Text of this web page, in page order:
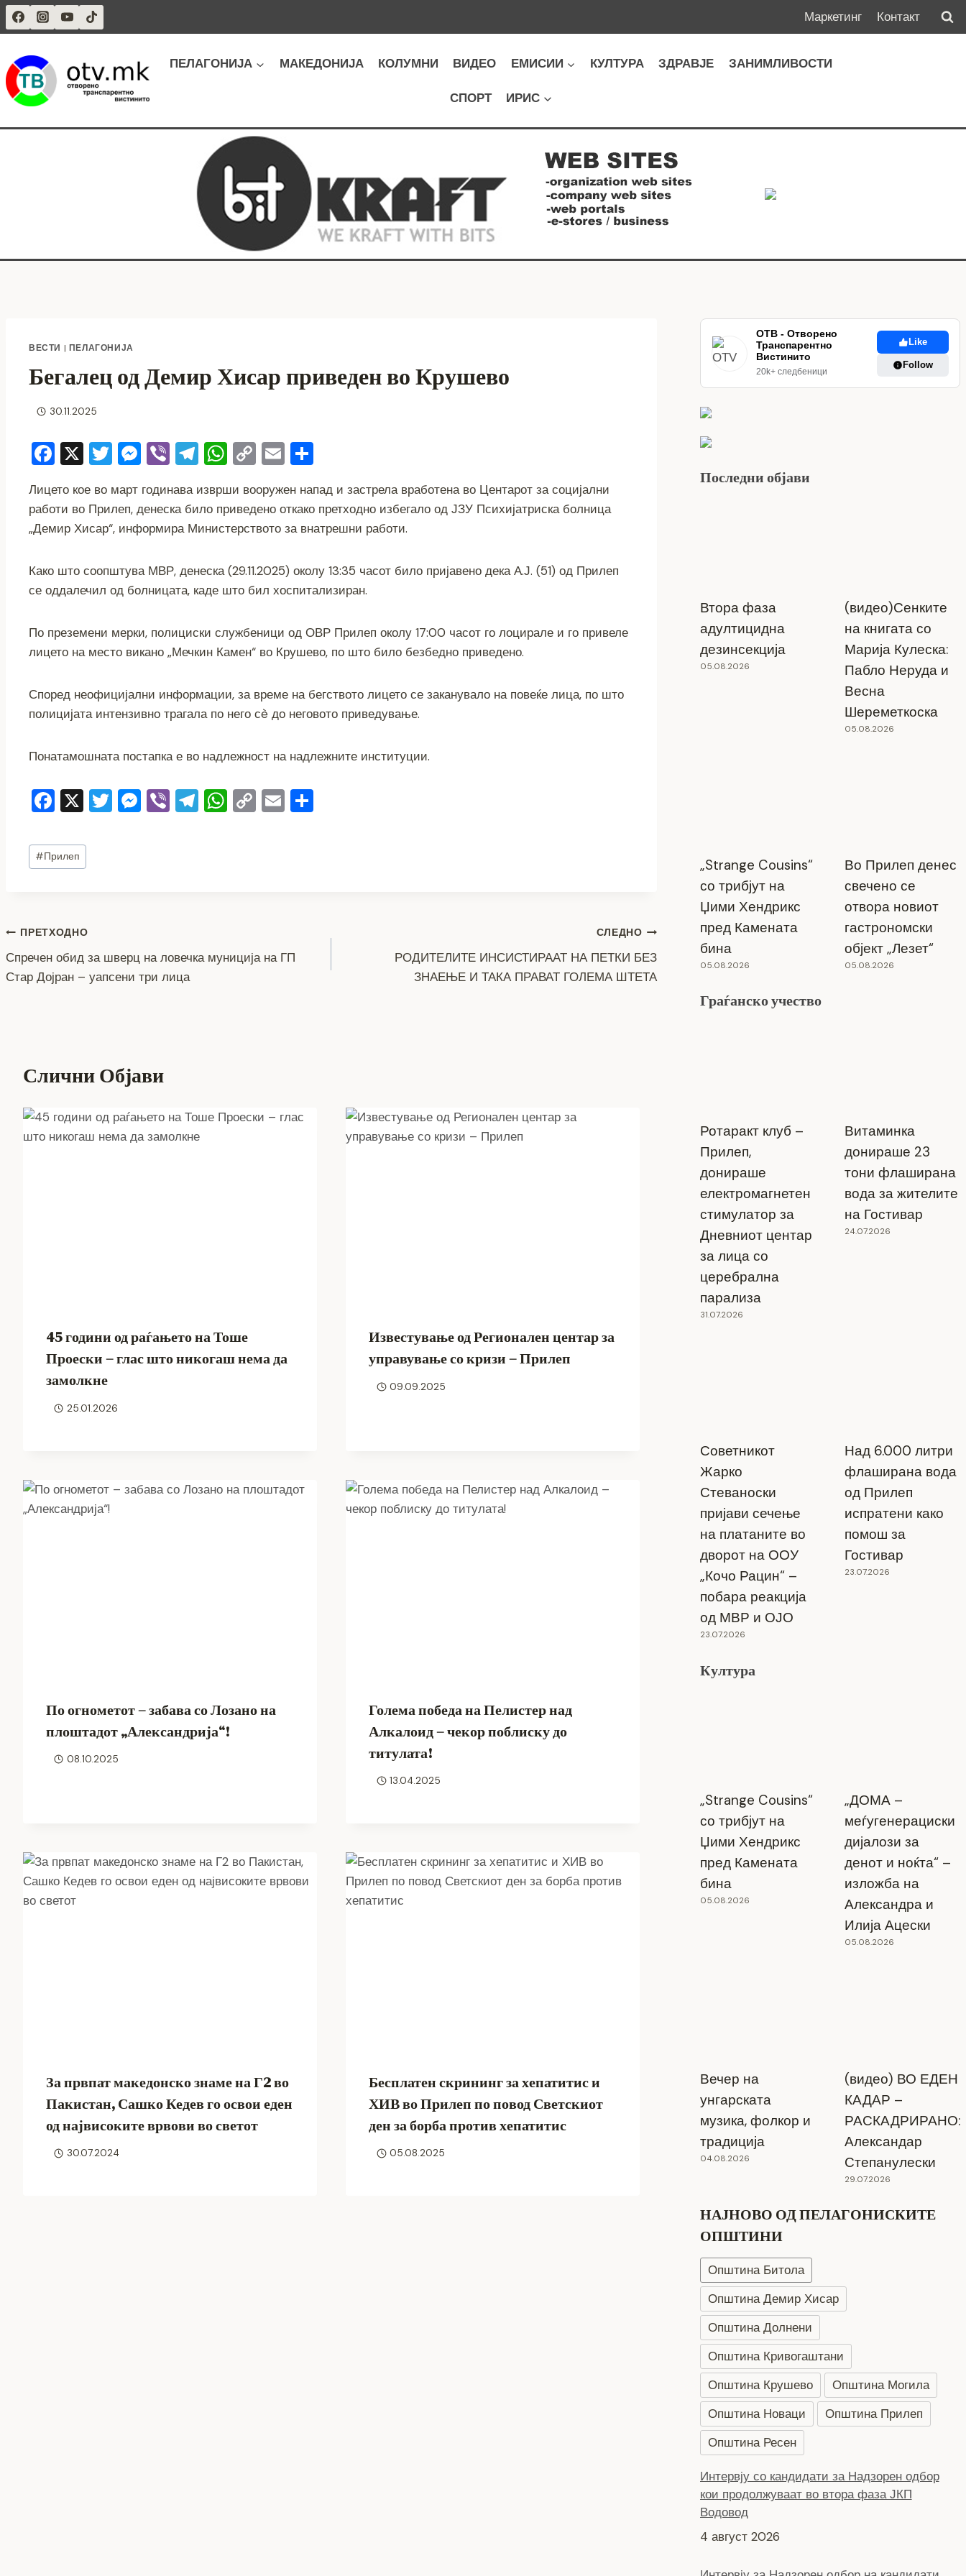
Skip
to
Маркетинг Контакт
ПЕЛАГОНИЈА МАКЕДОНИЈА КОЛУМНИ ВИДЕО ЕМИСИИ КУЛТУРА ЗДРАВЈЕ ЗАНИМЛИВОСТИ
СПОРТ ИРИС
ВЕСТИ | ПЕЛАГОНИЈА
Бегалец од Демир Хисар приведен во Крушево
30.11.2025
F
c
e
b
o
o
X T
tt
er
M
ss
e
n
g
er
Vi
er
T
e
gr
m
W
at
s
A
p
p
C
p
y
n
k
E
ai
l
ar
e
Лицето кое во март годинава изврши вооружен напад и застрела вработена во Центарот за социјални
работи во Прилеп, денеска било приведено откако претходно избегало од ЈЗУ Психијатриска болница
„Демир Хисар“, информира Министерството за внатрешни работи.
Како што соопштува МВР, денеска (29.11.2025) околу 13:35 часот било пријавено дека А.Ј. (51) од Прилеп
се оддалечил од болницата, каде што бил хоспитализиран.
По преземени мерки, полициски службеници од ОВР Прилеп околу 17:00 часот го лоцирале и го привеле
лицето на место викано „Мечкин Камен“ во Крушево, по што било безбедно приведено.
Според неофицијални информации, за време на бегството лицето се заканувало на повеќе лица, по што
полицијата интензивно трагала по него сè до неговото приведување.
Понатамошната постапка е во надлежност на надлежните институции.
F
c
e
o
k
X T M Vi T W C E
Post
Tags:
#Прилеп
Навигација
на
ПРЕТХОДНО
Спречен обид за шверц на ловечка муниција на ГП
Стар Дојран – уапсени три лица
СЛЕДНО
РОДИТЕЛИТЕ ИНСИСТИРААТ НА ПЕТКИ БЕЗ
ЗНАЕЊЕ И ТАКА ПРАВАТ ГОЛЕМА ШТЕТА
Слични Објави
45 години од раѓањето на Тоше
Проески – глас што никогаш нема да
замолкне
25.01.2026
Известување од Регионален центар за
управување со кризи – Прилеп
09.09.2025
По огнометот – забава со Лозано на
плоштадот „Александрија“!
08.10.2025
Голема победа на Пелистер над
Алкалоид – чекор поблиску до
титулата!
13.04.2025
За првпат македонско знаме на Г2 во
Пакистан, Сашко Кедев го освои еден
од највисоките врвови во светот
30.07.2024
Бесплатен скрининг за хепатитис и
ХИВ во Прилеп по повод Светскиот
ден за борба против хепатитис
05.08.2025
ОТВ - Отворено
Транспарентно
Вистинито
20k+ следбеници
Like
Follow
Последни објави
Втора фаза
адултицидна
дезинсекција
05.08.2026
(видео)Сенките
на книгата со
Марија Кулеска:
Пабло Неруда и
Весна
Шереметкоска
05.08.2026
„Strange Cousins“
со трибјут на
Џими Хендрикс
пред Камената
бина
05.08.2026
Во Прилеп денес
свечено се
отвора новиот
гастрономски
објект „Лезет“
05.08.2026
Граѓанско учество
Ротаракт клуб –
Прилеп,
донираше
електромагнетен
стимулатор за
Дневниот центар
за лица со
церебрална
парализа
31.07.2026
Витаминка
донираше 23
тони флаширана
вода за жителите
на Гостивар
24.07.2026
Советникот
Жарко
Стеваноски
пријави сечење
на платаните во
дворот на ООУ
„Кочо Рацин“ –
побара реакција
од МВР и ОЈО
23.07.2026
Над 6.000 литри
флаширана вода
од Прилеп
испратени како
помош за
Гостивар
23.07.2026
Култура
„Strange Cousins“
со трибјут на
Џими Хендрикс
пред Камената
бина
05.08.2026
„ДОМА –
меѓугенерациски
дијалози за
денот и ноќта“ –
изложба на
Александра и
Илија Ацески
05.08.2026
Вечер на
унгарската
музика, фолкор и
традиција
04.08.2026
(видео) ВО ЕДЕН
КАДАР –
РАСКАДРИРАНО:
Александар
Степанулески
29.07.2026
НАЈНОВО ОД ПЕЛАГОНИСКИТЕ
ОПШТИНИ
Општина Битола
Општина Демир Хисар
Општина Долнени
Општина Кривогаштани
Општина Крушево
Општина Могила
Општина Новаци
Општина Прилеп
Општина Ресен
Интервју со кандидати за Надзорен одбор
кои продолжуваат во втора фаза ЈКП
Водовод
4 август 2026